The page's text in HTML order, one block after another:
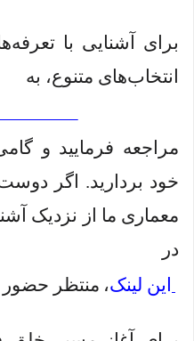
برای آشنایی با
انتخاب‌های متنوع، به
مراجعه فرمایید و
خود بردارید. اگر دوست
معماری ما از نزدیک
در
این لینک، منتظر